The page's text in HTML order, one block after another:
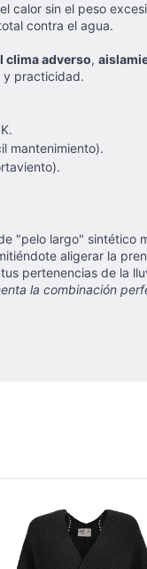
calor sin el peso
contra el agua.
clima adverso,
y practicidad.
mantenimiento).
"pelo largo"
aligerar la
pertenencias de la
la combinación